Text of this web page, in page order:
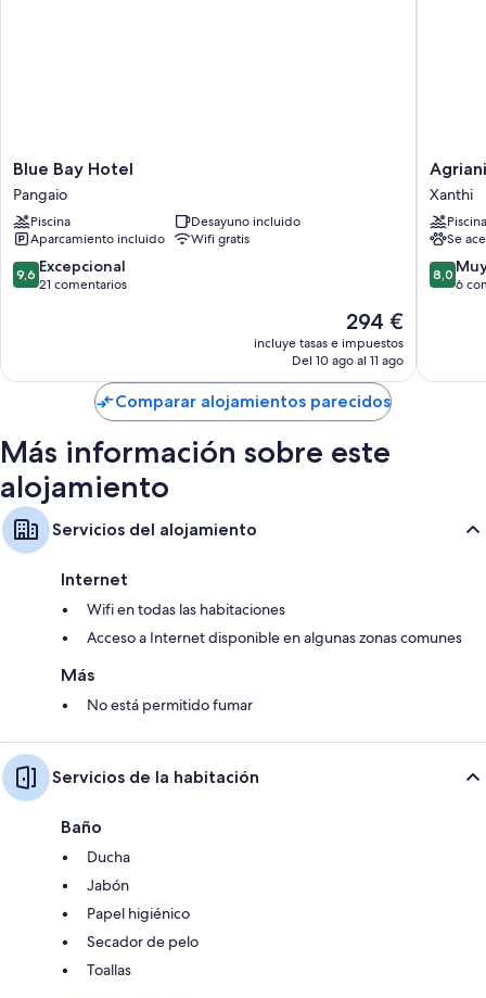
Blue
Bay
Hotel
Pangaio
Blue Bay Hotel
Pangaio
Piscina
Desayuno incluido
Aparcamiento incluido
Wifi gratis
9.6
sobre
9,6 Excepcional
21 comentarios
El
precio
actual
de
294 €
294 €
incluye tasas e impuestos
Del 10 ago al 11 ago
Agriani
Hotel
Xanthi
Xanthi
Piscina
Se
8.0
sobre
8,0
6
Comparar alojamientos parecidos
Más información sobre este
alojamiento
Servicios del alojamiento
Internet
Wifi en todas las habitaciones
Acceso a Internet disponible en algunas zonas comunes
Más
No está permitido fumar
Servicios de la habitación
Baño
Ducha
Jabón
Papel higiénico
Secador de pelo
Toallas